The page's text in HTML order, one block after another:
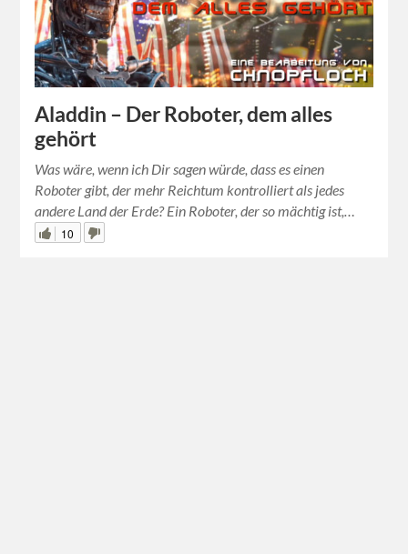
Aladdin – Der Roboter, dem alles
gehört
Was wäre, wenn ich Dir sagen würde, dass es einen
Roboter gibt, der mehr Reichtum kontrolliert als jedes
andere Land der Erde? Ein Roboter, der so mächtig ist,…
10